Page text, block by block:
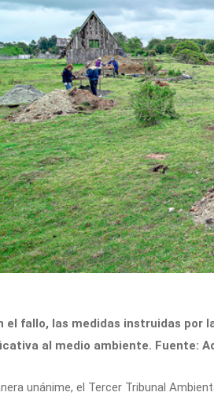
el fallo, las medidas instruidas por
al medio ambiente. Fuente:
unánime, el Tercer Tribunal